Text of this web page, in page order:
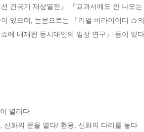
건국기 재상열전』 『교과서에도 안 나오
있으며, 논문으로는 「리얼 버라이어티
쇼에 내재된 동시대인의 일상 연구」 등이 있
열리다
신화의 문을 열다/ 환웅, 신화의 다리를 놓다